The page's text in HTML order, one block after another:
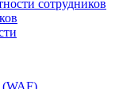
сотрудников